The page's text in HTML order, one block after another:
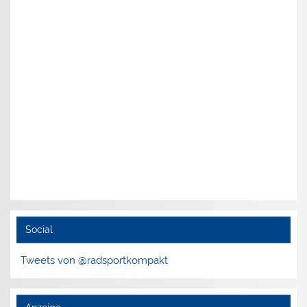
Social
Tweets von @radsportkompakt